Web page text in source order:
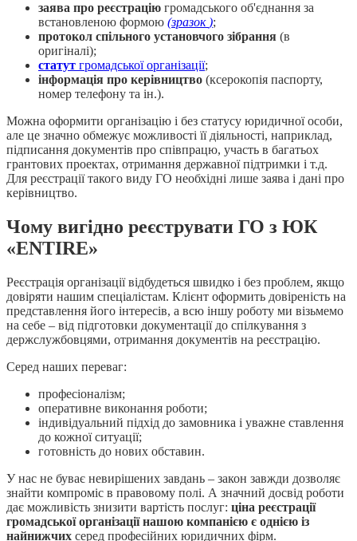
заява про реєстрацію громадського об'єднання за
встановленою формою (зразок );
протокол спільного установчого зібрання (в
оригіналі);
статут громадської організації;
інформація про керівництво (ксерокопія паспорту,
номер телефону та ін.).
Можна оформити організацію і без статусу юридичної особи,
але це значно обмежує можливості її діяльності, наприклад,
підписання документів про співпрацю, участь в багатьох
грантових проектах, отримання державної підтримки і т.д.
Для реєстрації такого виду ГО необхідні лише заява і дані про
керівництво.
Чому вигідно реєструвати ГО з ЮК
«ENTIRE»
Реєстрація організації відбудеться швидко і без проблем, якщо
довіряти нашим спеціалістам. Клієнт оформить довіреність на
представлення його інтересів, а всю іншу роботу ми візьмемо
на себе – від підготовки документації до спілкування з
держслужбовцями, отримання документів на реєстрацію.
Серед наших переваг:
професіоналізм;
оперативне виконання роботи;
індивідуальний підхід до замовника і уважне ставлення
до кожної ситуації;
готовність до нових обставин.
У нас не буває невирішених завдань – закон завжди дозволяє
знайти компроміс в правовому полі. А значний досвід роботи
дає можливість знизити вартість послуг: ціна реєстрації
громадської організації нашою компанією є однією із
найнижчих серед професійних юридичних фірм.